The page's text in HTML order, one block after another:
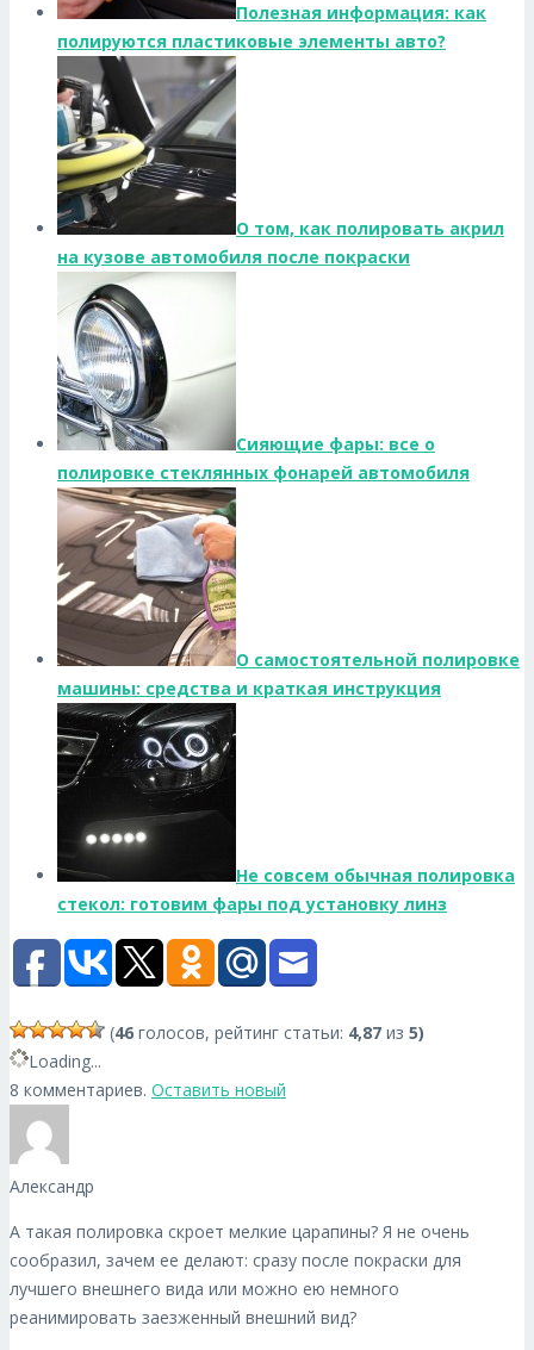
Полезная информация: как
полируются пластиковые элементы авто?
О том, как полировать акрил
на кузове автомобиля после покраски
Сияющие фары: все о
полировке стеклянных фонарей автомобиля
О самостоятельной полировке
машины: средства и краткая инструкция
Не совсем обычная полировка
стекол: готовим фары под установку линз
(46 голосов, рейтинг статьи: 4,87 из 5)
Loading...
8 комментариев. Оставить новый
Александр
А такая полировка скроет мелкие царапины? Я не очень
сообразил, зачем ее делают: сразу после покраски для
лучшего внешнего вида или можно ею немного
реанимировать заезженный внешний вид?